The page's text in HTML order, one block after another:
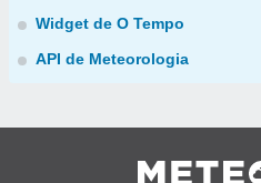
Widget de O Tempo
API de Meteorologia